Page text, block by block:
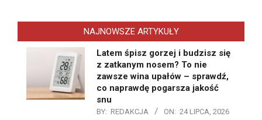
NAJNOWSZE ARTYKUŁY
Latem śpisz gorzej i budzisz się
z zatkanym nosem? To nie
zawsze wina upałów – sprawdź,
co naprawdę pogarsza jakość
snu
BY: REDAKCJA ON: 24 LIPCA, 2026